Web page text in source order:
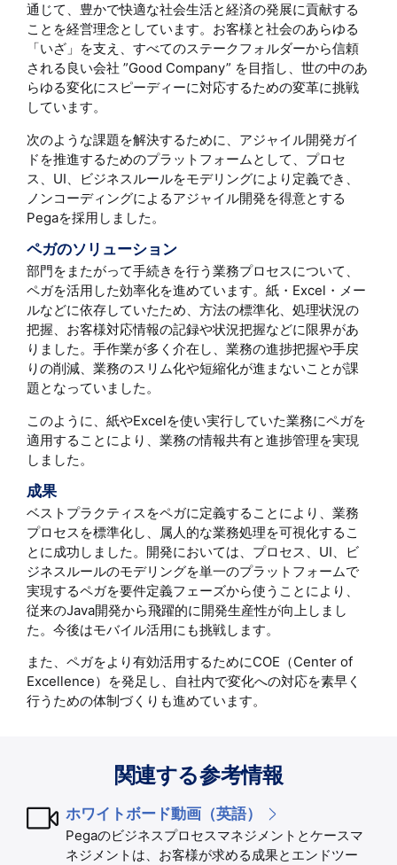
通じて、豊かで快適な社会生活と経済の発展に貢献する
ことを経営理念としています。お客様と社会のあらゆる
「いざ」を支え、すべてのステークフォルダーから信頼
される良い会社 ”Good Company” を目指し、世の中のあ
らゆる変化にスピーディーに対応するための変革に挑戦
しています。
次のような課題を解決するために、アジャイル開発ガイ
ドを推進するためのプラットフォームとして、プロセ
ス、UI、ビジネスルールをモデリングにより定義でき、
ノンコーディングによるアジャイル開発を得意とする
Pegaを採用しました。
ペガのソリューション
部門をまたがって手続きを行う業務プロセスについて、
ペガを活用した効率化を進めています。紙・Excel・メー
ルなどに依存していたため、方法の標準化、処理状況の
把握、お客様対応情報の記録や状況把握などに限界があ
りました。手作業が多く介在し、業務の進捗把握や手戻
りの削減、業務のスリム化や短縮化が進まないことが課
題となっていました。
このように、紙やExcelを使い実行していた業務にペガを
適用することにより、業務の情報共有と進捗管理を実現
しました。
成果
ベストプラクティスをペガに定義することにより、業務
プロセスを標準化し、属人的な業務処理を可視化するこ
とに成功しました。開発においては、プロセス、UI、ビ
ジネスルールのモデリングを単一のプラットフォームで
実現するペガを要件定義フェーズから使うことにより、
従来のJava開発から飛躍的に開発生産性が向上しまし
た。今後はモバイル活用にも挑戦します。
また、ペガをより有効活用するためにCOE（Center of
Excellence）を発足し、自社内で変化への対応を素早く
行うための体制づくりも進めています。
関連する参考情報
ホワイトボード動画（英語）
Pegaのビジネスプロセスマネジメントとケースマ
ネジメントは、お客様が求める成果とエンドツー